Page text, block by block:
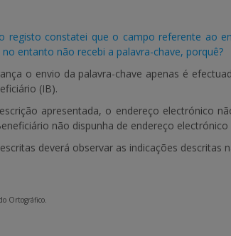
registo constatei que o campo referente ao
entanto não recebi a palavra-chave, porquê?
o envio da palavra-chave apenas é
(IB).
apresentada, o endereço electrónico
não dispunha de endereço
deverá observar as indicações descritas
Ortográfico.